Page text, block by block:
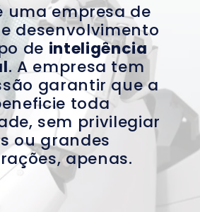
uma empresa de
desenvolvimento
de inteligência
. A empresa tem
garantir que a
toda
sem privilegiar
ou grandes
apenas.